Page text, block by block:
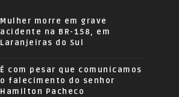
Mulher morre em grave
acidente na BR-158, em
Laranjeiras do Sul
É com pesar que comunicamos
o falecimento do senhor
Hamilton Pacheco